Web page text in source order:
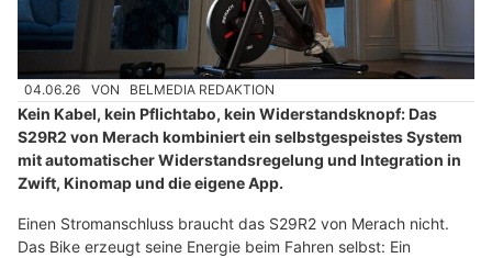
04.06.26 VON BELMEDIA REDAKTION
Kein Kabel, kein Pflichtabo, kein Widerstandsknopf: Das
S29R2 von Merach kombiniert ein selbstgespeistes System
mit automatischer Widerstandsregelung und Integration in
Zwift, Kinomap und die eigene App.
Einen Stromanschluss braucht das S29R2 von Merach nicht.
Das Bike erzeugt seine Energie beim Fahren selbst: Ein